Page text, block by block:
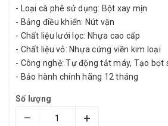
- Loại cà phê sử dụng: Bột xay mịn
- Bảng điều khiển: Nút vặn
- Chất liệu lưới lọc: Nhựa cao cấp
- Chất liệu vỏ: Nhựa cứng viền kim loại
- Công nghệ: Tự động tắt máy, Tạo bọt
- Bảo hành chính hãng 12 tháng
Số lượng
– +